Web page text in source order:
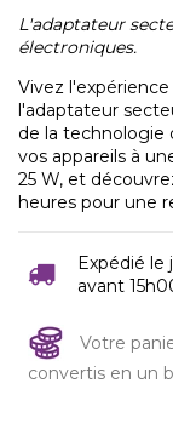
L'adaptateur
électroniques.
Vivez
l'adaptateur
de la technologie
vos appareils à
25 W, et
heures pour une
Expédié le
avant
Votre
convertis en un